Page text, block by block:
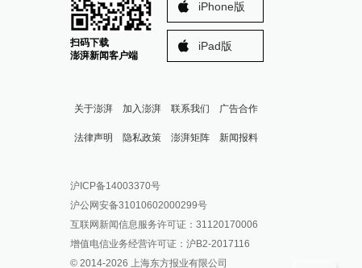
扫码下载
澎湃新闻客户端
iPhone版
iPad版
关于澎湃 加入澎湃 联系我们 广告合作
法律声明 隐私政策 澎湃矩阵
澎湃新闻公众号
澎湃新闻抖音号
派生万物开放平台
IP SHANGHAI
新闻报料
报料邮箱: news@thepaper.cn
沪ICP备14003370号
沪公网安备31010602000299号
互联网新闻信息服务许可证：31120170006
增值电信业务经营许可证：沪B2-2017116
© 2014-2026 上海东方报业有限公司